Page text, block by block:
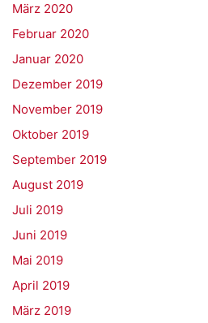
März 2020
Februar 2020
Januar 2020
Dezember 2019
November 2019
Oktober 2019
September 2019
August 2019
Juli 2019
Juni 2019
Mai 2019
April 2019
März 2019